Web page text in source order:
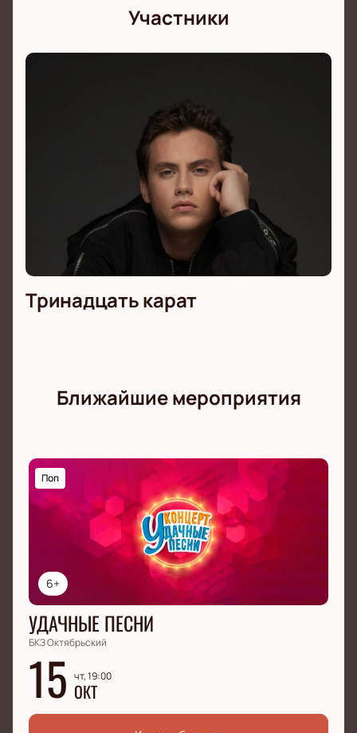
Участники
Тринадцать карат
Ближайшие мероприятия
6+
Поп
УДАЧНЫЕ ПЕСНИ
БКЗ Октябрьский
15 чт, 19:00
ОКТ